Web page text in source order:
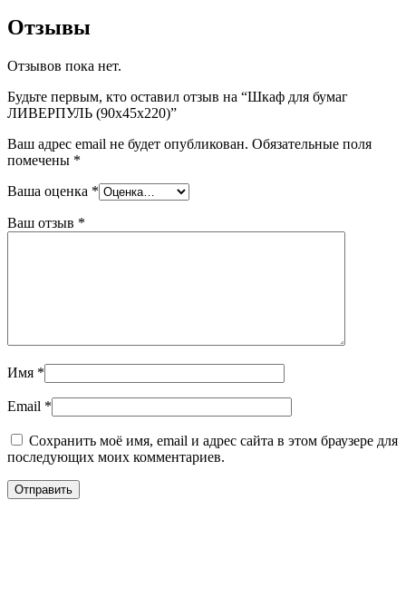
Отзывы
Отзывов пока нет.
Будьте первым, кто оставил отзыв на “Шкаф для бумаг
ЛИВЕРПУЛЬ (90x45x220)”
Ваш адрес email не будет опубликован. Обязательные поля
помечены *
Ваша оценка *
Ваш отзыв *
Имя *
Email *
Сохранить моё имя, email и адрес сайта в этом браузере для
последующих моих комментариев.